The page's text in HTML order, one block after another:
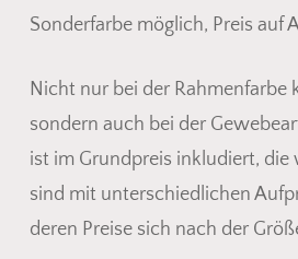
Sonderfarbe möglich, Preis auf
Nicht nur bei der Rahmenfarbe
sondern auch bei der
ist im Grundpreis inkludiert, die
sind mit unterschiedlichen
deren Preise sich nach der